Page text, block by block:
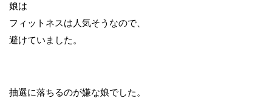
娘は
フィットネスは人気そうなので、
避けていました。
抽選に落ちるのが嫌な娘でした。